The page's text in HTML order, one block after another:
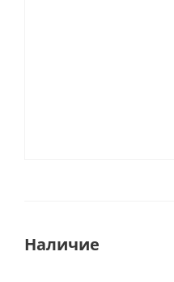
Наличие